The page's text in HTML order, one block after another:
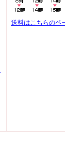
送料はこちらのペ